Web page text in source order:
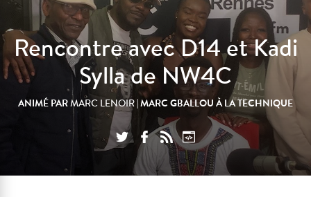
Rencontre avec D14 et Kadi
Sylla de NW4C
ANIMÉ PARMARC LENOIR| MARC GBALLOU À LA TECHNIQUE